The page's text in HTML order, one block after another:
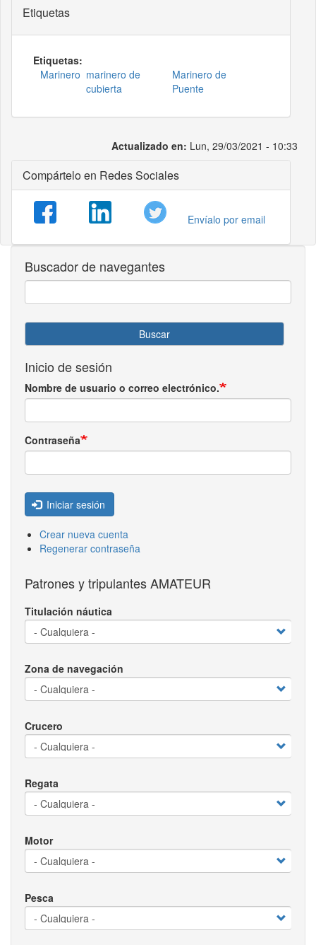
Etiquetas
Etiquetas:
Marinero marinero de
cubierta
Marinero de
Puente
Actualizado en: Lun, 29/03/2021 - 10:33
Compártelo en Redes Sociales
Envíalo por email
Buscador de navegantes
Buscar
Inicio de sesión
Nombre de usuario o correo electrónico.
Contraseña
Iniciar sesión
Crear nueva cuenta
Regenerar contraseña
Patrones y tripulantes AMATEUR
Titulación náutica
Zona de navegación
Crucero
Regata
Motor
Pesca